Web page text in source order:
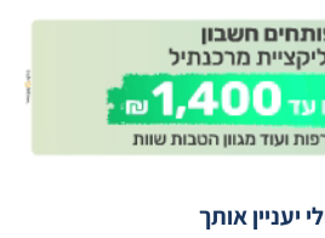
יעניין אותך